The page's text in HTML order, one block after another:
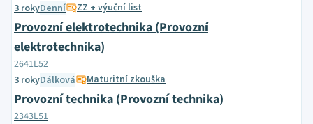
3 rokyDenní ZZ + výuční list
Provozní elektrotechnika (Provozní
elektrotechnika)
2641L52
3 rokyDálková Maturitní zkouška
Provozní technika (Provozní technika)
2343L51